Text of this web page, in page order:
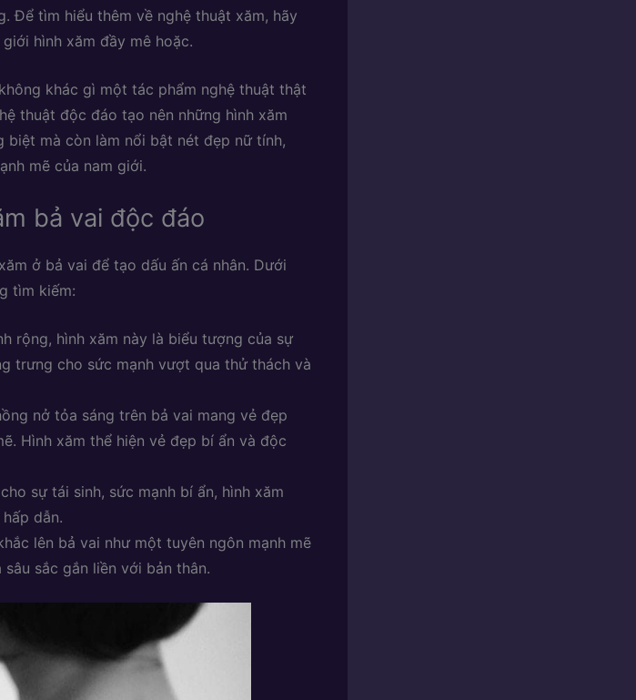
Để tìm hiểu thêm về nghệ thuật xăm, hãy
hình xăm đầy mê hoặc.
khác gì một tác phẩm nghệ thuật thật
thuật độc đáo tạo nên những hình xăm
biệt mà còn làm nổi bật nét đẹp nữ tính,
mẽ của nam giới.
bả vai độc đáo
ở bả vai để tạo dấu ấn cá nhân. Dưới
tìm kiếm:
rộng, hình xăm này là biểu tượng của sự
trưng cho sức mạnh vượt qua thử thách và
nở tỏa sáng trên bả vai mang vẻ đẹp
Hình xăm thể hiện vẻ đẹp bí ẩn và độc
sự tái sinh, sức mạnh bí ẩn, hình xăm
dẫn.
lên bả vai như một tuyên ngôn mạnh mẽ
sắc gắn liền với bản thân.